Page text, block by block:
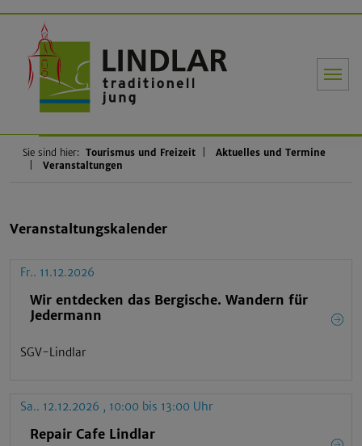
Sie sind hier: Tourismus und Freizeit
Aktuelles und Termine
Veranstaltungen
Veranstaltungskalender
Fr.. 11.12.2026
Wir entdecken das Bergische. Wandern für
Jedermann
SGV-Lindlar
Sa.. 12.12.2026 , 10:00 bis 13:00 Uhr
Repair Cafe Lindlar